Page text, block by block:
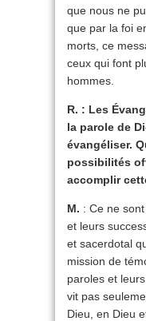
que nous ne
que par la foi
morts, ce
ceux qui font
hommes.
R. : Les
la parole de
évangéliser.
possibilités
accomplir
M. : Ce ne
et leurs
et sacerdotal
mission de
paroles et
vit pas
Dieu, en Dieu